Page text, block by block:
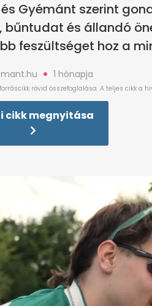
Gyémánt szerint
bűntudat és állandó
feszültséget hoz a
1 hónapja
cikk megnyitása